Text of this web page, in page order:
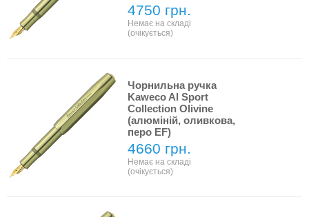
4750 грн.
Немає на складі
(очікується)
Чорнильна ручка
Kaweco Al Sport
Collection Olivine
(алюміній, оливкова,
перо EF)
4660 грн.
Немає на складі
(очікується)